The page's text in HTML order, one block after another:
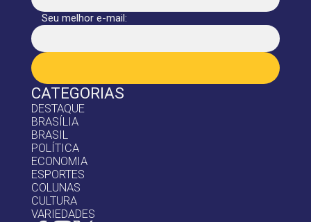
CATEGORIAS
DESTAQUE
BRASÍLIA
BRASIL
POLÍTICA
ECONOMIA
ESPORTES
COLUNAS
CULTURA
VARIEDADES
Seu melhor e-mail: